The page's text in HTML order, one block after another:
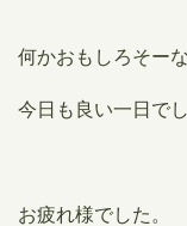
何かおもしろそー
今日も良い一日で
お疲れ様でした。